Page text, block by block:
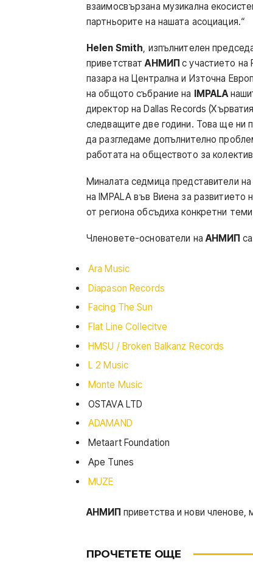
взаимосвързана музикална
партньорите на нашата асоциация.“
Helen Smith, изпълнителен
приветстватАНМИПс участието на
пазара на Централна и Източна
на общото събрание на
IMPALA
директор на Dallas Records
следващите две години. Това ще ни
да разгледаме допълнително
работата на обществото за
Миналата седмица представители
на IMPALA във Виена за
от региона обсъдиха конкретни
Членовете-основатели на АНМИП
Ara Music
Diapason Records
Facing The Sun
Flat Line Collecitve
HMSU / Broken Balkanz Records
L 2 Music
Monte Music
OSTAVA LTD
ADAMAND
Metaart Foundation
Ape Tunes
MUZE
АНМИП приветства и нови
ПРОЧЕТЕТЕ ОЩЕ